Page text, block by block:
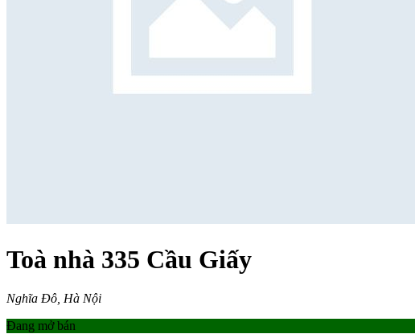
Toà nhà 335 Cầu Giấy
Nghĩa Đô, Hà Nội
Đang mở bán